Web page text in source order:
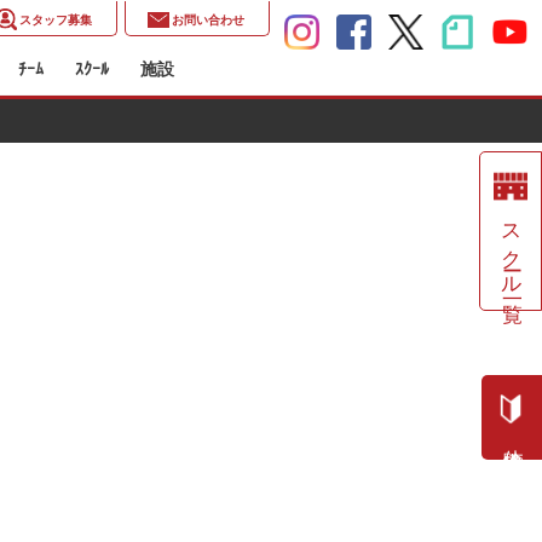
スタッフ募集 お問い合わせ
ﾁｰﾑ ｽｸｰﾙ 施設
スクール一覧